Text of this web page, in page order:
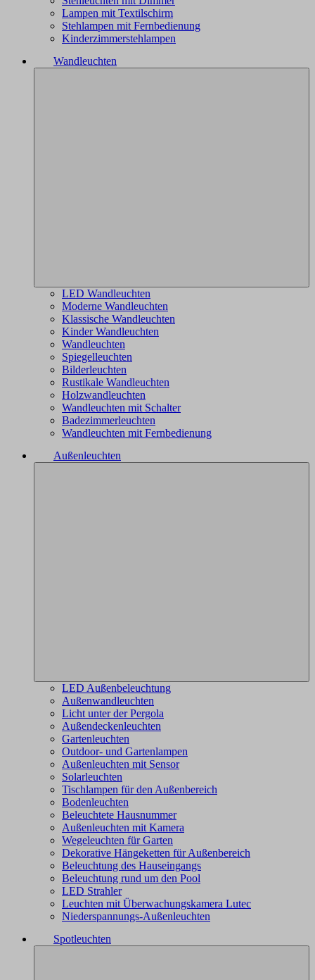
Lampen mit Textilschirm
Stehlampen mit Fernbedienung
Kinderzimmerstehlampen
Wandleuchten
LED Wandleuchten
Moderne Wandleuchten
Klassische Wandleuchten
Kinder Wandleuchten
Wandleuchten
Spiegelleuchten
Bilderleuchten
Rustikale Wandleuchten
Holzwandleuchten
Wandleuchten mit Schalter
Badezimmerleuchten
Wandleuchten mit Fernbedienung
Außenleuchten
LED Außenbeleuchtung
Außenwandleuchten
Licht unter der Pergola
Außendeckenleuchten
Gartenleuchten
Outdoor- und Gartenlampen
Außenleuchten mit Sensor
Solarleuchten
Tischlampen für den Außenbereich
Bodenleuchten
Beleuchtete Hausnummer
Außenleuchten mit Kamera
Wegeleuchten für Garten
Dekorative Hängeketten für Außenbereich
Beleuchtung des Hauseingangs
Beleuchtung rund um den Pool
LED Strahler
Leuchten mit Überwachungskamera Lutec
Niederspannungs-Außenleuchten
Spotleuchten